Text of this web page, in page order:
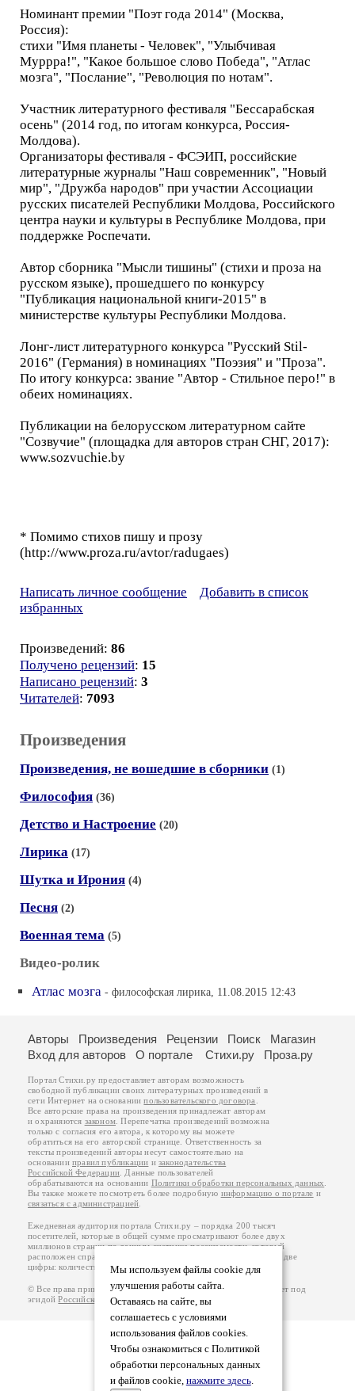
Номинант премии "Поэт года 2014" (Москва,
Россия):
стихи "Имя планеты - Человек", "Улыбчивая
Муррра!", "Какое большое слово Победа", "Атлас
мозга", "Послание", "Революция по нотам".
Участник литературного фестиваля "Бессарабская
осень" (2014 год, по итогам конкурса, Россия-
Молдова).
Организаторы фестиваля - ФСЭИП, российские
литературные журналы "Наш современник", "Новый
мир", "Дружба народов" при участии Ассоциации
русских писателей Республики Молдова, Российского
центра науки и культуры в Республике Молдова, при
поддержке Роспечати.
Автор сборника "Мысли тишины" (стихи и проза на
русском языке), прошедшего по конкурсу
"Публикация национальной книги-2015" в
министерстве культуры Республики Молдова.
Лонг-лист литературного конкурса "Русский Stil-
2016" (Германия) в номинациях "Поэзия" и "Проза".
По итогу конкурса: звание "Автор - Стильное перо!" в
обеих номинациях.
Публикации на белорусском литературном сайте
"Созвучие" (площадка для авторов стран СНГ, 2017):
www.sozvuchie.by
* Помимо стихов пишу и прозу
(http://www.proza.ru/avtor/radugaes)
Написать личное сообщение
Добавить в список
избранных
Произведений: 86
Получено рецензий: 15
Написано рецензий: 3
Читателей: 7093
Произведения
Произведения, не вошедшие в сборники (1)
Философия (36)
Детство и Настроение (20)
Лирика (17)
Шутка и Ирония (4)
Песня (2)
Военная тема (5)
Видео-ролик
Атлас мозга - философская лирика, 11.08.2015 12:43
Мы используем файлы cookie для
улучшения работы сайта.
Оставаясь на сайте, вы
соглашаетесь с условиями
использования файлов cookies.
Чтобы ознакомиться с Политикой
обработки персональных данных
и файлов cookie, нажмите здесь.
Авторы Произведения Рецензии Поиск
Магазин
Вход для авторов
О портале Стихи.ру Проза.ру
Портал Стихи.ру предоставляет авторам возможность
свободной публикации своих литературных произведений в
сети Интернет на основаниипользовательского договора
Все авторские права на произведения принадлежат авторам
и охраняются законом . Перепечатка произведений возможна
только с согласия его автора, к которому вы можете
обратиться на его авторской странице. Ответственность за
тексты произведений авторы несут самостоятельно на
основанииправил публикации изаконодательства
Российской Федерации . Данные пользователей
обрабатываются на основании Политики обработки персональных данных
Вы также можете посмотреть более подробную информацию о портале и
связаться с администрацией
Ежедневная аудитория портала Стихи.ру – порядка 200 тысяч
посетителей, которые в общей сумме просматривают более двух
миллионов страниц по данным счетчика посещаемости, который
расположен справа от этого текста. В каждой графе указано по две
цифры: количество просмотров и количество посетителей.
© Все права принадлежат авторам, 2000-2026. Портал работает под
эгидойРоссийского союза писателей.18+